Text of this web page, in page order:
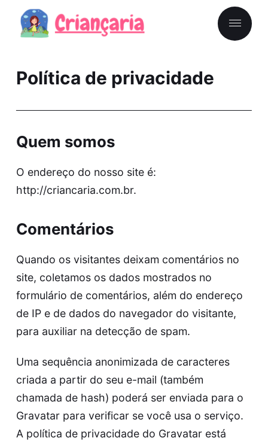
Política de privacidade
Quem somos
O endereço do nosso site é:
http://criancaria.com.br.
Comentários
Quando os visitantes deixam comentários no
site, coletamos os dados mostrados no
formulário de comentários, além do endereço
de IP e de dados do navegador do visitante,
para auxiliar na detecção de spam.
Uma sequência anonimizada de caracteres
criada a partir do seu e-mail (também
chamada de hash) poderá ser enviada para o
Gravatar para verificar se você usa o serviço.
A política de privacidade do Gravatar está